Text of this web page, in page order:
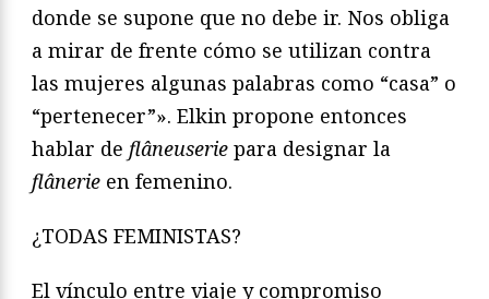
donde se supone que no debe ir. Nos obliga
a mirar de frente cómo se utilizan contra
las mujeres algunas palabras como “casa” o
“pertenecer”». Elkin propone entonces
hablar de flâneuserie para designar la
flânerie en femenino.
¿TODAS FEMINISTAS?
El vínculo entre viaje y compromiso